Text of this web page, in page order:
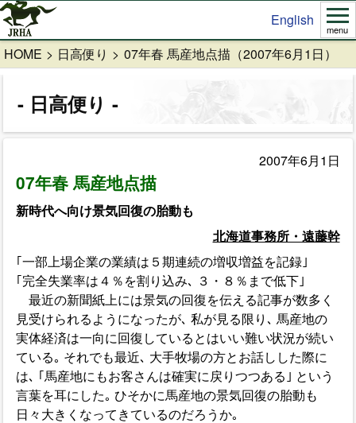
English
menu
HOME 日高便り 07年春 馬産地点描（2007年6月1日）
日高便り
2007年6月1日
07年春 馬産地点描
新時代へ向け景気回復の胎動も
北海道事務所・遠藤幹
｢一部上場企業の業績は５期連続の増収増益を記録｣
｢完全失業率は４％を割り込み､ ３・８％まで低下｣
最近の新聞紙上には景気の回復を伝える記事が数多く
見受けられるようになったが､ 私が見る限り､ 馬産地の
実体経済は一向に回復しているとはいい難い状況が続い
ている｡ それでも最近､ 大手牧場の方とお話しした際に
は､ ｢馬産地にもお客さんは確実に戻りつつある｣ という
言葉を耳にした｡ ひそかに馬産地の景気回復の胎動も
日々大きくなってきているのだろうか｡